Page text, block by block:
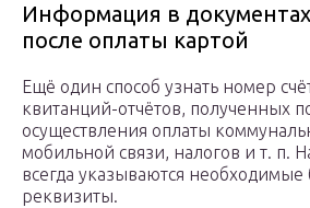
Информация в
после оплаты картой
Ещё один способ узнать номер
квитанций-отчётов, полученных
осуществления оплаты
мобильной связи, налогов и т. п.
всегда указываются необходимые
реквизиты.